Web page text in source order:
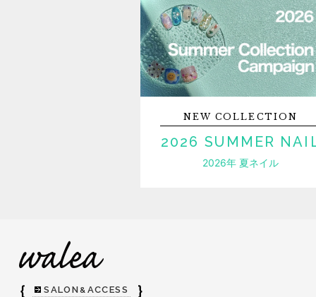
NEWCOLLECTION
2026 SUMMER
2026年 夏ネイル
｛ SALON& ACCESS ｝